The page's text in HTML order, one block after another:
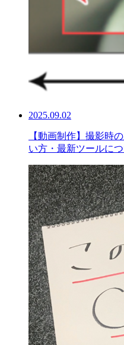
2025.09.02
【動画制作】撮影時
い方・最新ツールにつ